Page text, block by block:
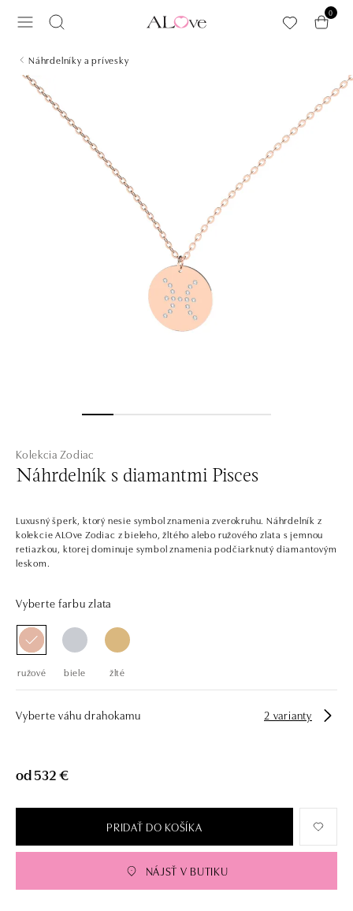
0
Náhrdelníky a prívesky
Kolekcia Zodiac
Náhrdelník s diamantmi Pisces
Luxusný šperk, ktorý nesie symbol znamenia zverokruhu. Náhrdelník z
kolekcie ALOve Zodiac z bieleho, žltého alebo ružového zlata s jemnou
retiazkou, ktorej dominuje symbol znamenia podčiarknutý diamantovým
leskom.
Vyberte farbu zlata
ružové biele žlté
Vyberte váhu drahokamu 2 varianty
od 532 €
PRIDAŤ DO KOŠÍKA
NÁJSŤ V BUTIKU